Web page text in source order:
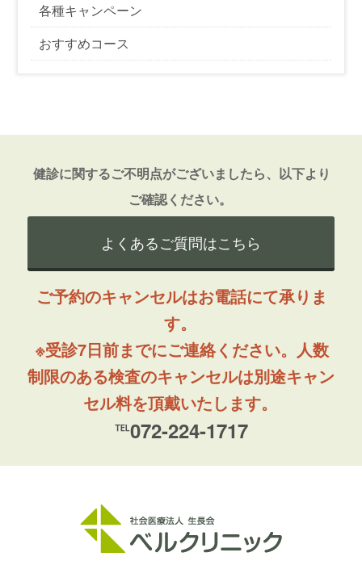
各種キャンペーン
おすすめコース
健診に関するご不明点がございましたら、以下より
ご確認ください。
よくあるご質問はこちら
ご予約のキャンセルはお電話にて承りま
す。
※受診7日前までにご連絡ください。人数
制限のある検査のキャンセルは別途キャン
セル料を頂戴いたします。
℡072-224-1717